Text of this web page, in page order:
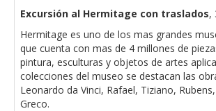
Excursión al Hermitage con traslados,
Hermitage es uno de los mas grandes
que cuenta con mas de 4 millones de
pintura, esculturas y objetos de artes
colecciones del museo se destacan las
Leonardo da Vinci, Rafael, Tiziano,
Greco.